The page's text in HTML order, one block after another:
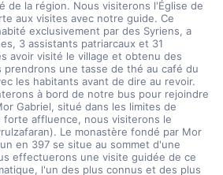
de la région. Nous visiterons l'Église de
aux visites avec notre guide. Ce
exclusivement par des Syriens, a
3 assistants patriarcaux et 31
avoir visité le village et obtenu des
prendrons une tasse de thé au café du
les habitants avant de dire au revoir.
à bord de notre bus pour rejoindre
Gabriel, situé dans les limites de
forte affluence, nous visiterons le
Le monastère fondé par Mor
en 397 se situe au sommet d'une
effectuerons une visite guidée de ce
l'un des plus connus et des plus